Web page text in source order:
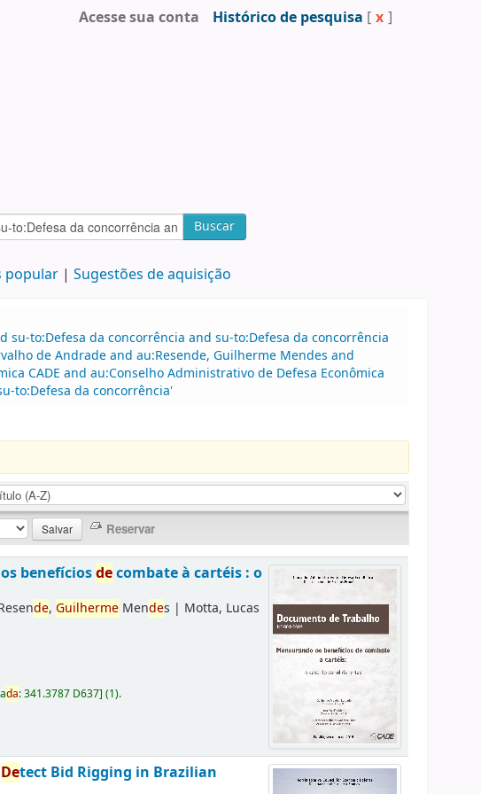
Acesse sua conta Histórico de pesquisa [ x ]
Buscar
popular Sugestões de aquisição
to:Defesa da concorrência and su-to:Defesa da concorrência
de Andrade and au:Resende, Guilherme Mendes and
CADE and au:Conselho Administrativo de Defesa Econômica
to:Defesa da concorrência'
benefíciosdecombate à cartéis : o
de,Guilherme Mendes | Motta, Lucas
da:341.3787 D637](1).
Detect Bid Rigging in Brazilian